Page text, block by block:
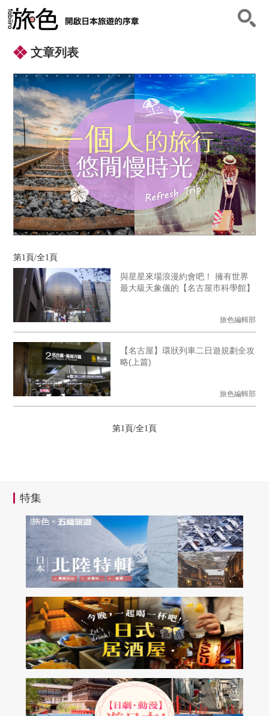
⽂章列表
第1頁/全1頁
與星星來場浪漫約會吧！ 擁有世界
最大級天象儀的【名古屋市科學館】
旅色編輯部
【名古屋】環狀列車二日遊規劃全攻
略(上篇)
旅色編輯部
第1頁/全1頁
特集